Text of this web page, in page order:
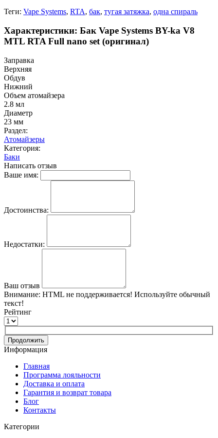
Теги: Vape Systems, RTA, бак, тугая затяжка, одна спираль
Характеристики: Бак Vape Systems BY-ka V8
MTL RTA Full nano set (оригинал)
Заправка
Верхняя
Обдув
Нижний
Объем атомайзера
2.8 мл
Диаметр
23 мм
Раздел:
Атомайзеры
Категория:
Баки
Написать отзыв
Ваше имя:
Достоинства:
Недостатки:
Ваш отзыв
Внимание: HTML не поддерживается! Используйте обычный
текст!
Рейтинг
Продолжить
Информация
Главная
Программа лояльности
Доставка и оплата
Гарантия и возврат товара
Блог
Контакты
Категории